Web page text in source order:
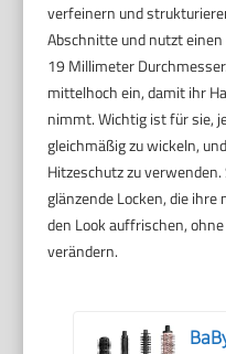
verfeinern und
Abschnitte und nutzt
19 Millimeter
mittelhoch ein, damit ihr
nimmt. Wichtig ist für sie,
gleichmäßig zu wickeln,
Hitzeschutz zu
glänzende Locken, die
den Look auffrischen,
verändern.